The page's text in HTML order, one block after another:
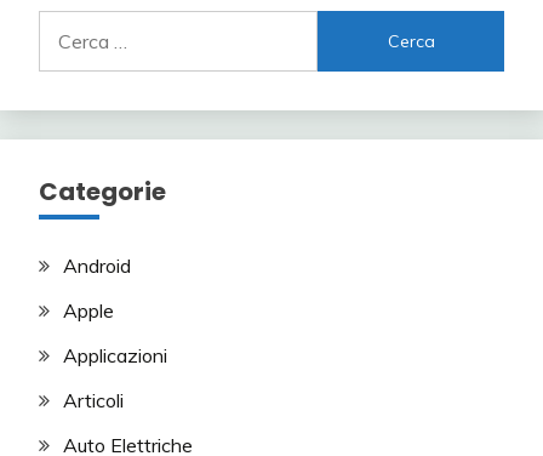
per:
Categorie
Android
Apple
Applicazioni
Articoli
Auto Elettriche